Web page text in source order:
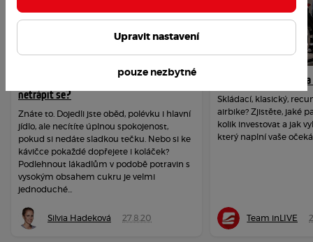
Jak překonat závislost na cukru a
netrápit se?
Znáte to. Dojedli jste oběd, polévku i hlavní
jídlo, ale necítíte úplnou spokojenost,
pokud si nedáte sladkou tečku. Nebo si ke
kávičce pokaždé dopřejete i koláček?
Podlehnout lákadlům v podobě potravin s
vysokým obsahem cukru je velmi
jednoduché...
Silvia Hadeková 27.8.20
Jak vybrat rotoped
Skládací, klasický,
airbike? Zjistěte, jaké
kolik investovat a jak
který naplní vaše
Team inLIVE
Upravit nastavení
pouze nezbytné